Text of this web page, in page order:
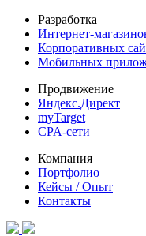
Разработка
Интернет-
Корпоративных
Мобильных
Продвижение
Яндекс.Директ
myTarget
CPA-сети
Компания
Портфолио
Кейсы / Опыт
Контакты